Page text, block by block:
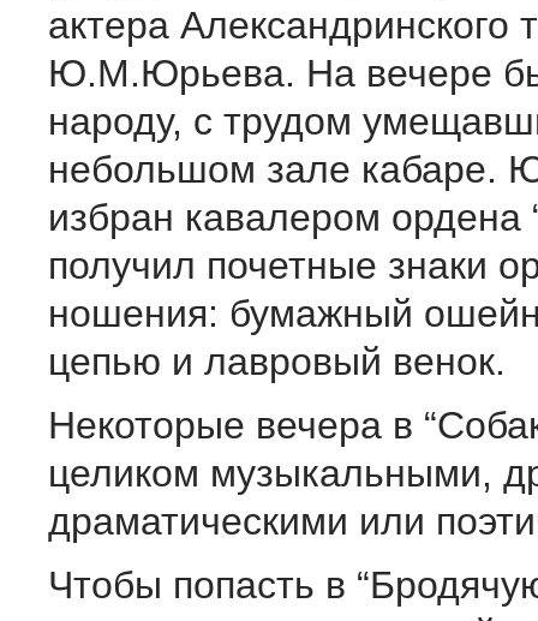
актера Александринского
Ю.М.Юрьева. На вечере
народу, с трудом
небольшом зале кабаре.
избран кавалером ордена
получил почетные знаки
ношения: бумажный
цепью и лавровый венок.
Некоторые вечера в
целиком музыкальными,
драматическими или
Чтобы попасть в